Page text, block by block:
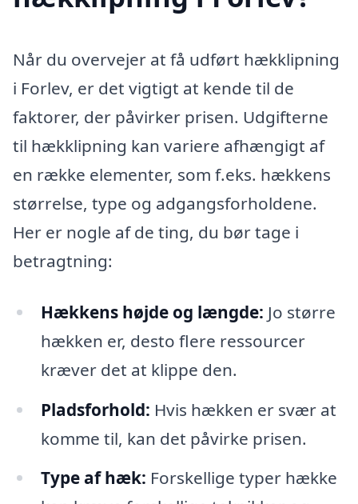
Når du overvejer at få udført hækklipning
i Forlev, er det vigtigt at kende til de
faktorer, der påvirker prisen. Udgifterne
til hækklipning kan variere afhængigt af
en række elementer, som f.eks. hækkens
størrelse, type og adgangsforholdene.
Her er nogle af de ting, du bør tage i
betragtning:
Hækkens højde og længde: Jo større
hækken er, desto flere ressourcer
kræver det at klippe den.
Pladsforhold: Hvis hækken er svær at
komme til, kan det påvirke prisen.
Type af hæk: Forskellige typer hække